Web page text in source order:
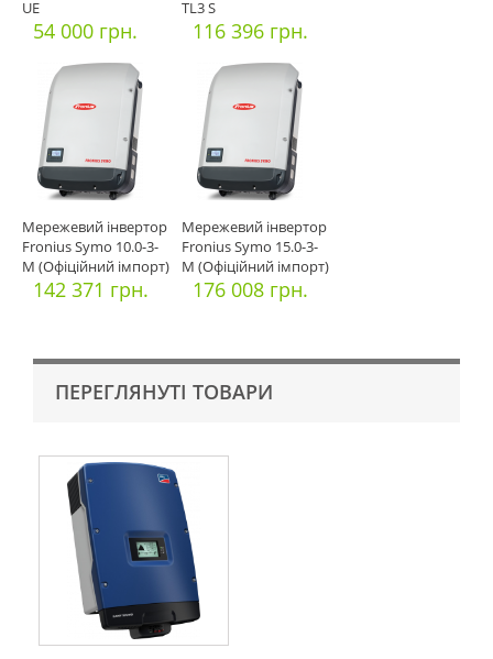
UE
54 000 грн.
TL3 S
116 396 грн.
Мережевий інвертор
Fronius Symo 10.0-3-
M (Офіційний імпорт)
142 371 грн.
Мережевий інвертор
Fronius Symo 15.0-3-
M (Офіційний імпорт)
176 008 грн.
ПЕРЕГЛЯНУТІ ТОВАРИ